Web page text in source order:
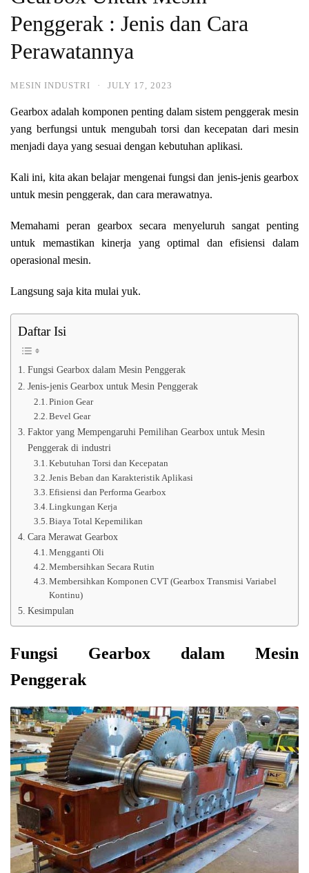
Penggerak : Jenis dan Cara
Perawatannya
MESIN INDUSTRI · JULY 17, 2023
Gearbox adalah komponen penting dalam sistem penggerak mesin
yang berfungsi untuk mengubah torsi dan kecepatan dari mesin
menjadi daya yang sesuai dengan kebutuhan aplikasi.
Kali ini, kita akan belajar mengenai fungsi dan jenis-jenis gearbox
untuk mesin penggerak, dan cara merawatnya.
Memahami peran gearbox secara menyeluruh sangat penting
untuk memastikan kinerja yang optimal dan efisiensi dalam
operasional mesin.
Langsung saja kita mulai yuk.
Daftar Isi
Fungsi Gearbox dalam Mesin Penggerak
Jenis-jenis Gearbox untuk Mesin Penggerak
Pinion Gear
Bevel Gear
Faktor yang Mempengaruhi Pemilihan Gearbox untuk Mesin
Penggerak di industri
Kebutuhan Torsi dan Kecepatan
Jenis Beban dan Karakteristik Aplikasi
Efisiensi dan Performa Gearbox
Lingkungan Kerja
Biaya Total Kepemilikan
Cara Merawat Gearbox
Mengganti Oli
Membersihkan Secara Rutin
Membersihkan Komponen CVT (Gearbox Transmisi Variabel
Kontinu)
Kesimpulan
Fungsi Gearbox dalam Mesin
Penggerak